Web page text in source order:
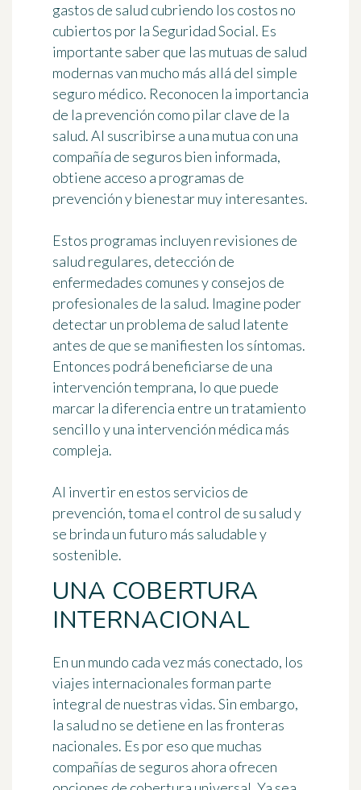
gastos de salud cubriendo los costos no
cubiertos por la Seguridad Social. Es
importante saber que las mutuas de salud
modernas van mucho más allá del simple
seguro médico. Reconocen la importancia
de la prevención como pilar clave de la
salud. Al suscribirse a una mutua con una
compañía de seguros bien informada,
obtiene acceso a programas de
prevención y bienestar muy interesantes.
Estos programas incluyen revisiones de
salud regulares, detección de
enfermedades comunes y consejos de
profesionales de la salud. Imagine poder
detectar un problema de salud latente
antes de que se manifiesten los síntomas.
Entonces podrá beneficiarse de una
intervención temprana, lo que puede
marcar la diferencia entre un tratamiento
sencillo y una intervención médica más
compleja.
Al invertir en estos servicios de
prevención, toma el control de su salud y
se brinda un futuro más saludable y
sostenible.
UNA COBERTURA
INTERNACIONAL
En un mundo cada vez más conectado, los
viajes internacionales forman parte
integral de nuestras vidas. Sin embargo,
la salud no se detiene en las fronteras
nacionales. Es por eso que muchas
compañías de seguros ahora ofrecen